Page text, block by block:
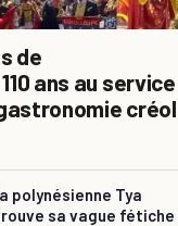
de
ans au
polynésienne Tya
sa vague fétiche